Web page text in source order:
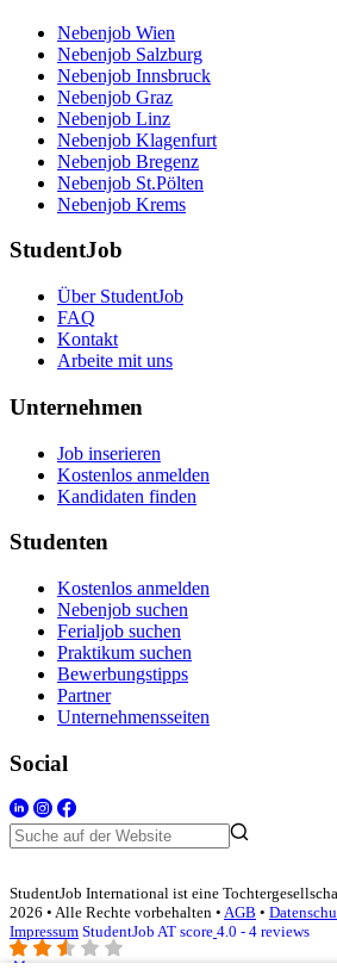
Nebenjob Wien
Nebenjob Salzburg
Nebenjob Innsbruck
Nebenjob Graz
Nebenjob Linz
Nebenjob Klagenfurt
Nebenjob Bregenz
Nebenjob St.Pölten
Nebenjob Krems
StudentJob
Über StudentJob
FAQ
Kontakt
Arbeite mit uns
Unternehmen
Job inserieren
Kostenlos anmelden
Kandidaten finden
Studenten
Kostenlos anmelden
Nebenjob suchen
Ferialjob suchen
Praktikum suchen
Bewerbungstipps
Partner
Unternehmensseiten
Social
StudentJob International ist eine
2026 • Alle Rechte vorbehalten • AGB •
Impressum StudentJob AT score 4.0 - 4 reviews